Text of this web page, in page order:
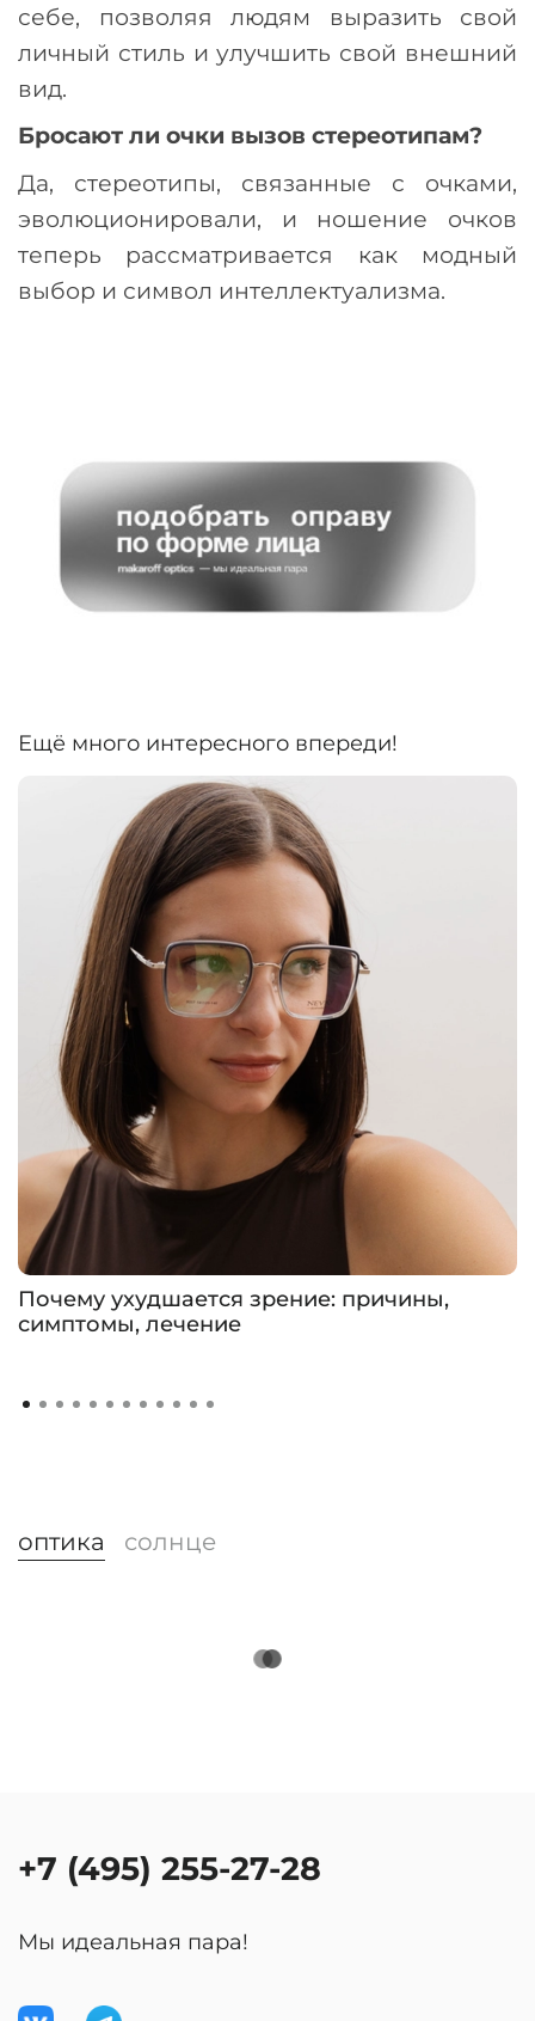
себе, позволяя людям выразить свой
личный стиль и улучшить свой внешний
вид.
Бросают ли очки вызов стереотипам?
Да, стереотипы, связанные с очками,
эволюционировали, и ношение очков
теперь рассматривается как модный
выбор и символ интеллектуализма.
Ещё много интересного впереди!
Почему ухудшается зрение: причины,
симптомы, лечение
оптика солнце
+7 (495) 255-27-28
Мы идеальная пара!